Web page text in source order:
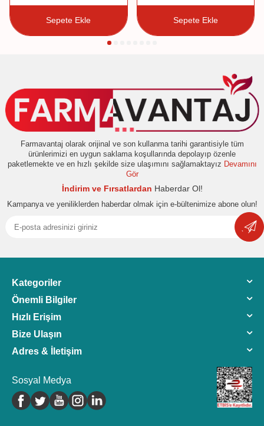
Sepete Ekle Sepete Ekle
Farmavantaj olarak orijinal ve son kullanma tarihi garantisiyle tüm
ürünlerimizi en uygun saklama koşullarında depolayıp özenle
paketlemekte ve en hızlı şekilde size ulaşımını sağlamaktayız Devamını
Gör
İndirim ve Fırsatlardan Haberdar Ol!
Kampanya ve yeniliklerden haberdar olmak için e-bültenimize abone olun!
Kategoriler
Önemli Bilgiler
Hızlı Erişim
Bize Ulaşın
Adres & İletişim
Sosyal Medya